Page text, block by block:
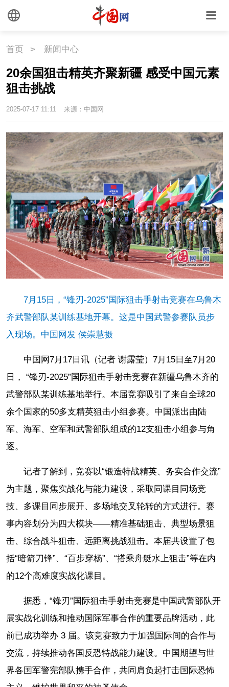
首页 > 新闻中心
20余国狙击精英齐聚新疆 感受中国元素
狙击挑战
2025-07-17 11:11 来源：中国网
7月15日，“锋刃-2025”国际狙击手射击竞赛在乌鲁木
齐武警部队某训练基地开幕。这是中国武警参赛队员步
入现场。中国网发 侯崇慧摄
中国网7月17日讯（记者 谢露莹）7月15日至7月20
日， “锋刃-2025”国际狙击手射击竞赛在新疆乌鲁木齐的
武警部队某训练基地举行。本届竞赛吸引了来自全球20
余个国家的50多支精英狙击小组参赛。中国派出由陆
军、海军、空军和武警部队组成的12支狙击小组参与角
逐。
记者了解到，竞赛以“锻造特战精英、务实合作交流”
为主题，聚焦实战化与能力建设，采取同课目同场竞
技、多课目同步展开、多场地交叉轮转的方式进行。赛
事内容划分为四大模块——精准基础狙击、典型场景狙
击、综合战斗狙击、远距离挑战狙击。本届共设置了包
括“暗箭刀锋”、“百步穿杨”、“搭乘舟艇水上狙击”等在内
的12个高难度实战化课目。
据悉，“锋刃”国际狙击手射击竞赛是中国武警部队开
展实战化训练和推动国际军事合作的重要品牌活动，此
前已成功举办 3 届。该竞赛致力于加强国际间的合作与
交流，持续推动各国反恐特战能力建设。中国期望与世
界各国军警宪部队携手合作，共同肩负起打击国际恐怖